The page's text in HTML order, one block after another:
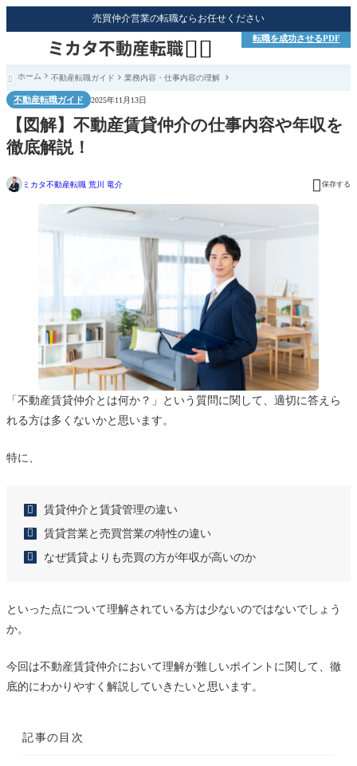
売買仲介営業の転職ならお任せください
 転職を成功させるPDF
 ホーム 不動産転職ガイド 業務内容・仕事内容の理解
不動産転職ガイド 2025年11月13日
【図解】不動産賃貸仲介の仕事内容や年収を
徹底解説！
ミカタ不動産転職 荒川 竜介  保存する
「不動産賃貸仲介とは何か？」という質問に関して、適切に答えら
れる方は多くないかと思います。
特に、
賃貸仲介と賃貸管理の違い
賃貸営業と売買営業の特性の違い
なぜ賃貸よりも売買の方が年収が高いのか
といった点について理解されている方は少ないのではないでしょう
か。
今回は不動産賃貸仲介において理解が難しいポイントに関して、徹
底的にわかりやすく解説していきたいと思います。
記事の目次